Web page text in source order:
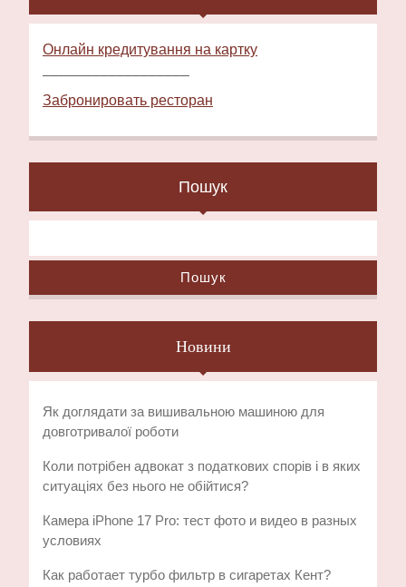
Онлайн кредитування на картку
––––––––––––––––––
Забронировать ресторан
Пошук
Пошук
Новини
Як доглядати за вишивальною машиною для
довготривалої роботи
Коли потрібен адвокат з податкових спорів і в яких
ситуаціях без нього не обійтися?
Камера iPhone 17 Pro: тест фото и видео в разных
условиях
Как работает турбо фильтр в сигаретах Кент?